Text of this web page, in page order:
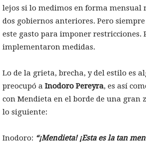
lejos si lo medimos en forma mensual
dos gobiernos anteriores. Pero
este gasto para imponer restricciones.
implementaron medidas.
Lo de la grieta, brecha, y del estilo es
preocupó a Inodoro Pereyra, es así
con Mendieta en el borde de una gran
lo siguiente:
Inodoro: “¡Mendieta! ¡Esta es la tan